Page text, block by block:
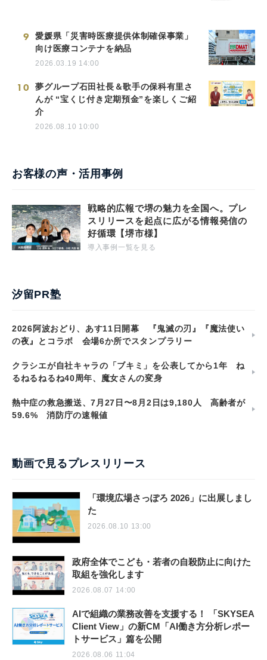
9
愛媛県「災害時医療提供体制確保事業」
向け医療コンテナを納品
2026.03.19 14:00
10
夢グループ石田社長＆歌手の保科有里さ
んが “宝くじ付き定期預金”を楽しくご紹
介
2026.08.10 10:00
お客様の声・活用事例
戦略的広報で堺の魅力を全国へ。プレ
スリリースを起点に広がる情報発信の
好循環【堺市様】
導入事例一覧を見る
汐留PR塾
2026阿波おどり、あす11日開幕 『鬼滅の刃』『魔法使い
の夜』とコラボ 会場6か所でスタンプラリー
クラシエが自社キャラの「ブキミ」を公表してから1年 ね
るねるねるね40周年、魔女さんの変身
熱中症の救急搬送、7月27日〜8月2日は9,180人 高齢者が
59.6% 消防庁の速報値
動画で見るプレスリリース
「環境広場さっぽろ 2026」に出展しまし
た
2026.08.10 13:00
政府全体でこども・若者の自殺防止に向けた
取組を強化します
2026.08.07 14:00
AIで組織の業務改善を支援する！ 「SKYSEA
Client View」の新CM「AI働き方分析レポー
トサービス」篇を公開
2026.08.06 11:04